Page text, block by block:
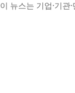
이 뉴스는 기업·기